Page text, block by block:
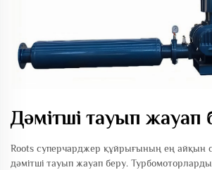
Дәмітші тауып жауап
Roots суперчарджер құйрығының ең айқын
дәмітші тауып жауап беру.